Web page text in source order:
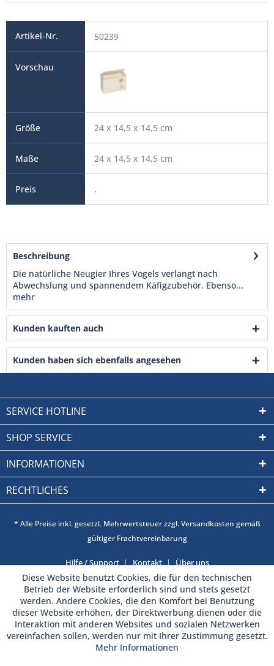
50239
24 x 14,5 x 14,5 cm
24 x 14,5 x 14,5 cm
.
Beschreibung
Die natürliche Neugier Ihres Vogels verlangt nach
Abwechslung und spannendem Käfigzubehör. Ebenso...
mehr
Kunden kauften auch
Kunden haben sich ebenfalls angesehen
SERVICE HOTLINE
SHOP SERVICE
INFORMATIONEN
RECHTLICHES
* Alle Preise inkl. gesetzl. Mehrwertsteuer zzgl. Versandkosten gemäß
gültiger Frachtvereinbarung
Hilfe / Support Kontakt Über uns
Diese Website benutzt Cookies, die für den technischen
Betrieb der Website erforderlich sind und stets gesetzt
werden. Andere Cookies, die den Komfort bei Benutzung
dieser Website erhöhen, der Direktwerbung dienen oder die
Interaktion mit anderen Websites und sozialen Netzwerken
vereinfachen sollen, werden nur mit Ihrer Zustimmung gesetzt.
Mehr Informationen